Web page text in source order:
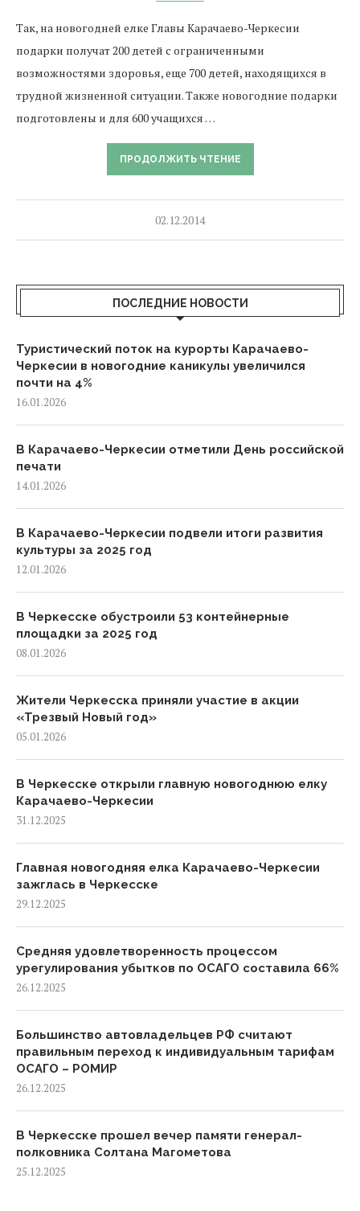
Так, на новогодней елке Главы Карачаево-Черкесии
подарки получат 200 детей с ограниченными
возможностями здоровья, еще 700 детей, находящихся в
трудной жизненной ситуации. Также новогодние подарки
подготовлены и для 600 учащихся …
ПРОДОЛЖИТЬ ЧТЕНИЕ
02.12.2014
ПОСЛЕДНИЕ НОВОСТИ
Туристический поток на курорты Карачаево-
Черкесии в новогодние каникулы увеличился
почти на 4%
16.01.2026
В Карачаево-Черкесии отметили День российской
печати
14.01.2026
В Карачаево-Черкесии подвели итоги развития
культуры за 2025 год
12.01.2026
В Черкесске обустроили 53 контейнерные
площадки за 2025 год
08.01.2026
Жители Черкесска приняли участие в акции
«Трезвый Новый год»
05.01.2026
В Черкесске открыли главную новогоднюю елку
Карачаево-Черкесии
31.12.2025
Главная новогодняя елка Карачаево-Черкесии
зажглась в Черкесске
29.12.2025
Средняя удовлетворенность процессом
урегулирования убытков по ОСАГО составила 66%
26.12.2025
Большинство автовладельцев РФ считают
правильным переход к индивидуальным тарифам
ОСАГО – РОМИР
26.12.2025
В Черкесске прошел вечер памяти генерал-
полковника Солтана Магометова
25.12.2025